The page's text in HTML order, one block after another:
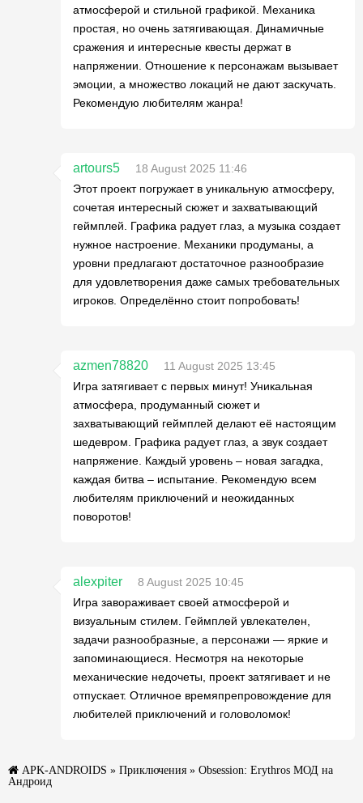
атмосферой и стильной графикой. Механика
простая, но очень затягивающая. Динамичные
сражения и интересные квесты держат в
напряжении. Отношение к персонажам вызывает
эмоции, а множество локаций не дают заскучать.
Рекомендую любителям жанра!
artours5
18 August 2025 11:46
Этот проект погружает в уникальную атмосферу,
сочетая интересный сюжет и захватывающий
геймплей. Графика радует глаз, а музыка создает
нужное настроение. Механики продуманы, а
уровни предлагают достаточное разнообразие
для удовлетворения даже самых требовательных
игроков. Определённо стоит попробовать!
azmen78820
11 August 2025 13:45
Игра затягивает с первых минут! Уникальная
атмосфера, продуманный сюжет и
захватывающий геймплей делают её настоящим
шедевром. Графика радует глаз, а звук создает
напряжение. Каждый уровень – новая загадка,
каждая битва – испытание. Рекомендую всем
любителям приключений и неожиданных
поворотов!
alexpiter
8 August 2025 10:45
Игра завораживает своей атмосферой и
визуальным стилем. Геймплей увлекателен,
задачи разнообразные, а персонажи — яркие и
запоминающиеся. Несмотря на некоторые
механические недочеты, проект затягивает и не
отпускает. Отличное времяпрепровождение для
любителей приключений и головоломок!
APK-ANDROIDS » Приключения » Obsession: Erythros МОД на
Андроид